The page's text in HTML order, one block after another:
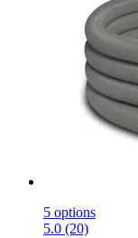
5 options
5.0 (20)